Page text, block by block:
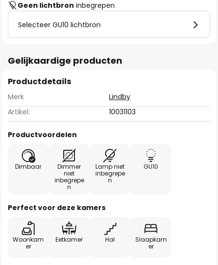
Geen lichtbron inbegrepen
Selecteer GU10 lichtbron
Gelijkaardige producten
Productdetails
Merk
Lindby
Artikel:
10031103
Productvoordelen
Dimbaar
Dimmer
niet
inbegrepe
n
Lamp niet
inbegrepe
n
GU10
Perfect voor deze kamers
Woonkam
er
Eetkamer Hal
Slaapkam
er